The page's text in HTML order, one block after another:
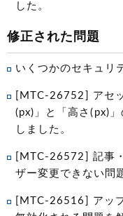
した。
修正された問題
いくつかのセキュリ
[MTC-26752] アセ
(px)」と「高さ(px)
しました。
[MTC-26572] 記事
ザー変更できない問
[MTC-26516] アッ